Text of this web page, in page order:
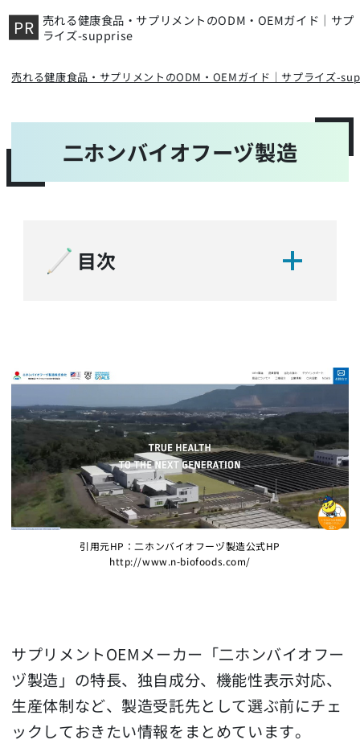
売れる健康食品・サプリメントのODM・OEMガイド｜サプ
ライズ-supprise
売れる健康食品・サプリメントのODM・OEMガイド｜サプライズ-
二ホンバイオフーヅ製造
目次
引用元HP：二ホンバイオフーヅ製造公式HP
http://www.n-biofoods.com/
サプリメントOEMメーカー「二ホンバイオフー
ヅ製造」の特長、独自成分、機能性表示対応、
生産体制など、製造受託先として選ぶ前にチェ
ックしておきたい情報をまとめています。